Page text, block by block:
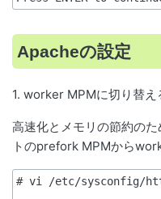
Apacheの設定
1. worker MPMに切り替え
高速化とメモリの節約の
トのprefork MPMから
# vi /etc/sysconfig/